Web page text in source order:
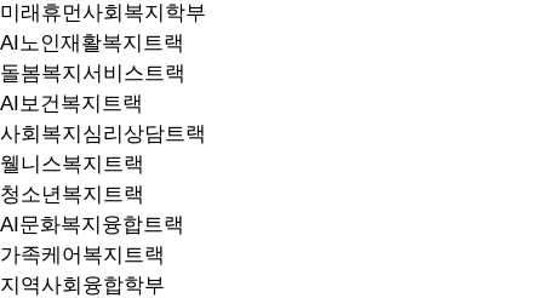
미래휴먼사회복지학부
AI노인재활복지트랙
돌봄복지서비스트랙
AI보건복지트랙
사회복지심리상담트랙
웰니스복지트랙
청소년복지트랙
AI문화복지융합트랙
가족케어복지트랙
지역사회융합학부